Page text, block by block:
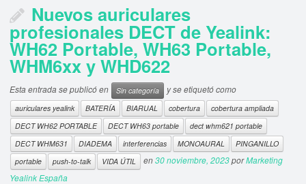
Nuevos auriculares
profesionales DECT de Yealink:
WH62 Portable, WH63 Portable,
WHM6xx y WHD622
Esta entrada se publicó en Sin categoría y se etiquetó como
auriculares yealink BATERÍA BIARUAL cobertura
cobertura ampliada
DECT WH62 PORTABLE
DECT WH63 portable
dect whm621 portable
DECT WHM631
DIADEMA interferencias MONOAURAL
PINGANILLO
portable
push-to-talk VIDA ÚTIL en30 noviembre, 2023porMarketing
Yealink España